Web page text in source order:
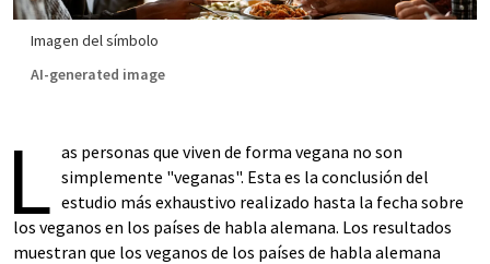
Imagen del símbolo
AI-generated image
L as personas que viven de forma vegana no son
simplemente "veganas". Esta es la conclusión del
estudio más exhaustivo realizado hasta la fecha sobre
los veganos en los países de habla alemana. Los resultados
muestran que los veganos de los países de habla alemana